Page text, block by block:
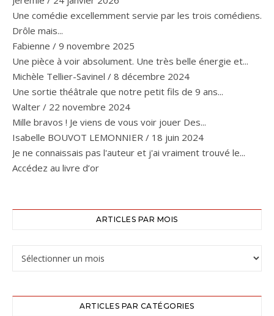
Une comédie excellemment servie par les trois comédiens.
Drôle mais...
Fabienne / 9 novembre 2025
Une pièce à voir absolument. Une très belle énergie et...
Michèle Tellier-Savinel / 8 décembre 2024
Une sortie théâtrale que notre petit fils de 9 ans...
Walter / 22 novembre 2024
Mille bravos ! Je viens de vous voir jouer Des...
Isabelle BOUVOT LEMONNIER / 18 juin 2024
Je ne connaissais pas l'auteur et j'ai vraiment trouvé le...
Accédez au livre d’or
ARTICLES PAR MOIS
ARTICLES PAR CATÉGORIES